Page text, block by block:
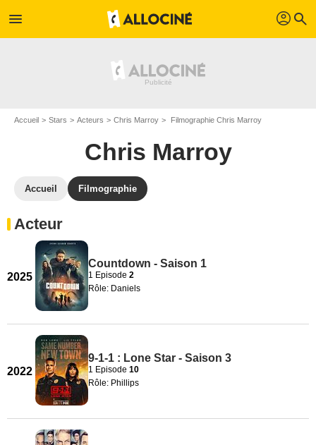
menu profil search
Accueil Stars Acteurs Chris Marroy Filmographie Chris Marroy
Chris Marroy
Accueil Filmographie
Acteur
2025
Countdown - Saison 1
1 Episode 2
Rôle: Daniels
2022
9-1-1 : Lone Star - Saison 3
1 Episode 10
Rôle: Phillips